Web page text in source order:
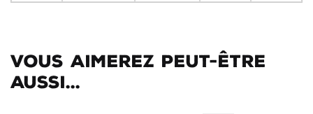
Vous aimerez peut-être
aussi...